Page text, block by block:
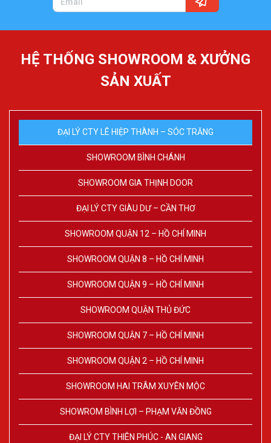
HỆ THỐNG SHOWROOM & XƯỞNG
SẢN XUẤT
ĐẠI LÝ CTY LÊ HIỆP THÀNH – SÓC TRĂNG
SHOWROOM BÌNH CHÁNH
SHOWROOM GIA THỊNH DOOR
ĐẠI LÝ CTY GIÀU DƯ – CẦN THƠ
SHOWROOM QUẬN 12 – HỒ CHÍ MINH
SHOWROOM QUẬN 8 – HỒ CHÍ MINH
SHOWROOM QUẬN 9 – HỒ CHÍ MINH
SHOWROOM QUẬN THỦ ĐỨC
SHOWROOM QUẬN 7 – HỒ CHÍ MINH
SHOWROOM QUẬN 2 – HỒ CHÍ MINH
SHOWROOM HAI TRÂM XUYÊN MỘC
SHOWROM BÌNH LỢI – PHẠM VĂN ĐỒNG
ĐẠI LÝ CTY THIÊN PHÚC - AN GIANG